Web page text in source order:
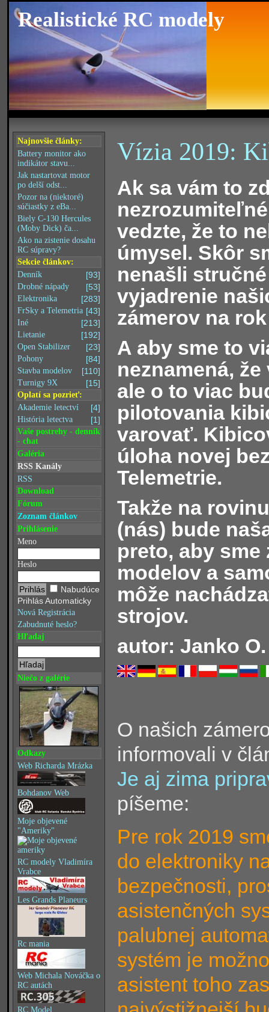
Realistické RC modely
Najnovšie články:
Battery monitor ako
indikátor stavu...
Jak nastartovat motor
po delší odst...
Pozor na (niektoré)
súčiastky z eBa...
Biely C-130 Hercules
(Moby Dick) ča...
Ako na zistenie dosahu
RC súpravy?
Sekcie článkov:
[93]
Denník
[53]
Drobné nápady
[283]
Elektronika
[43]
FrSky a Telemetria
[213]
Iné
[192]
Lietanie
[23]
Open Stabilizer
[84]
Pohony
[110]
Stavba modelov
[15]
Turnigy 9X
Oplatí sa pozrieť:
[4]
Akademie letectví
[1]
História letectva
Vaše postrehy - denník
- chat
Galéria
RSS Kanály
RSS
Download
Fórum
Zoznam článkov
Prihlásenie
Meno
Heslo
Nabudúce
Prihlás Automaticky
Nová Registrácia
Zabudnuté heslo?
Hľadaj
Niečo z galérie
Odkazy
Web Richarda Mrázka
Bohdanov Web
Moje objevené
"Ameriky"
RC modely Vladimíra
Vrabce
Les Grands Planeurs
Rc mania
Web Michala Nováčka o
RC autách
RC Model
Vízia 2019:
Ak sa vám to
vedzte, že to
úmysel. Skôr
nenašli
vyjadrenie
zámerov na
A aby sme to
neznamená,
ale o to viac
pilotovania
varovať.
úloha novej
Telemetrie.
Takže na
(nás) bude
preto, aby
modelov a
môže
strojov.
autor: Janko O.
O našich
informovali v
Je aj zima
píšeme:
Pre rok 2019
do elektroniky
bezpečnosti,
asistenčných
palubnej
systém je
asistent toho